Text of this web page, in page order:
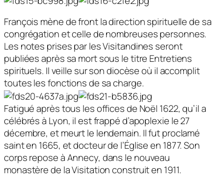
François mène de front la direction spirituelle de sa
congrégation et celle de nombreuses personnes.
Les notes prises par les Visitandines seront
publiées après sa mort sous le titre Entretiens
spirituels. Il veille sur son diocèse où il accomplit
toutes les fonctions de sa charge.
Fatigué après tous les offices de Noël 1622, qu’il a
célébrés à Lyon, il est frappé d’apoplexie le 27
décembre, et meurt le lendemain. Il fut proclamé
saint en 1665, et docteur de l’Église en 1877. Son
corps repose à Annecy, dans le nouveau
monastère de la Visitation construit en 1911.